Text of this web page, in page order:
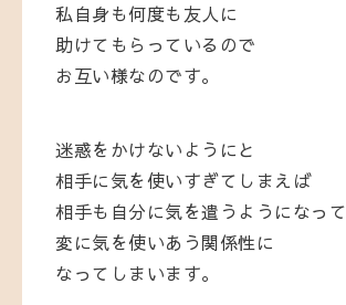
私自身も何度も友人に
助けてもらっているので
お互い様なのです。
迷惑をかけないようにと
相手に気を使いすぎてしまえば
相手も自分に気を遣うようになって
変に気を使いあう関係性に
なってしまいます。